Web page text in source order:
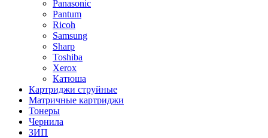
Panasonic
Pantum
Ricoh
Samsung
Sharp
Toshiba
Xerox
Катюша
Картриджи струйные
Матричные картриджи
Тонеры
Чернила
ЗИП